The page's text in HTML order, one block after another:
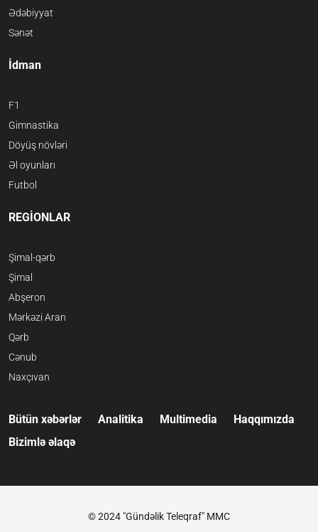
Ədəbiyyat
Sənət
İdman
F1
Gimnastika
Döyüş növləri
Əl oyunları
Futbol
REGİONLAR
Şimal-qərb
Şimal
Abşeron
Mərkəzi Aran
Qərb
Cənub
Naxçıvan
Bütün xəbərlər Analitika Multimedia
Haqqımızda
Bizimlə əlaqə
© 2024 "Gündəlik Teleqraf" MMC